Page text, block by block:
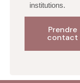
institutions.
Prendre
contact